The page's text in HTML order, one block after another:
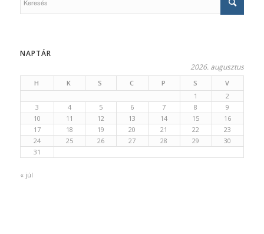
NAPTÁR
2026. augusztus
H K S C P S
V
1
2
3
4 5 6 7 8
9
10
11 12 13 14 15
16
17
18 19 20 21 22
23
24
25 26 27 28 29
30
31
« júl